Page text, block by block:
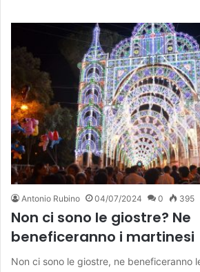
Antonio Rubino 04/07/2024 0 395
Non ci sono le giostre? Ne
beneficeranno i martinesi
Non ci sono le giostre, ne beneficeranno